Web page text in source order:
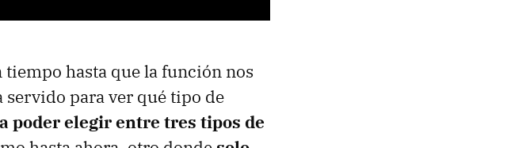
hasta que la función nos
servido para ver qué tipo de
poder elegir entre tres tipos de